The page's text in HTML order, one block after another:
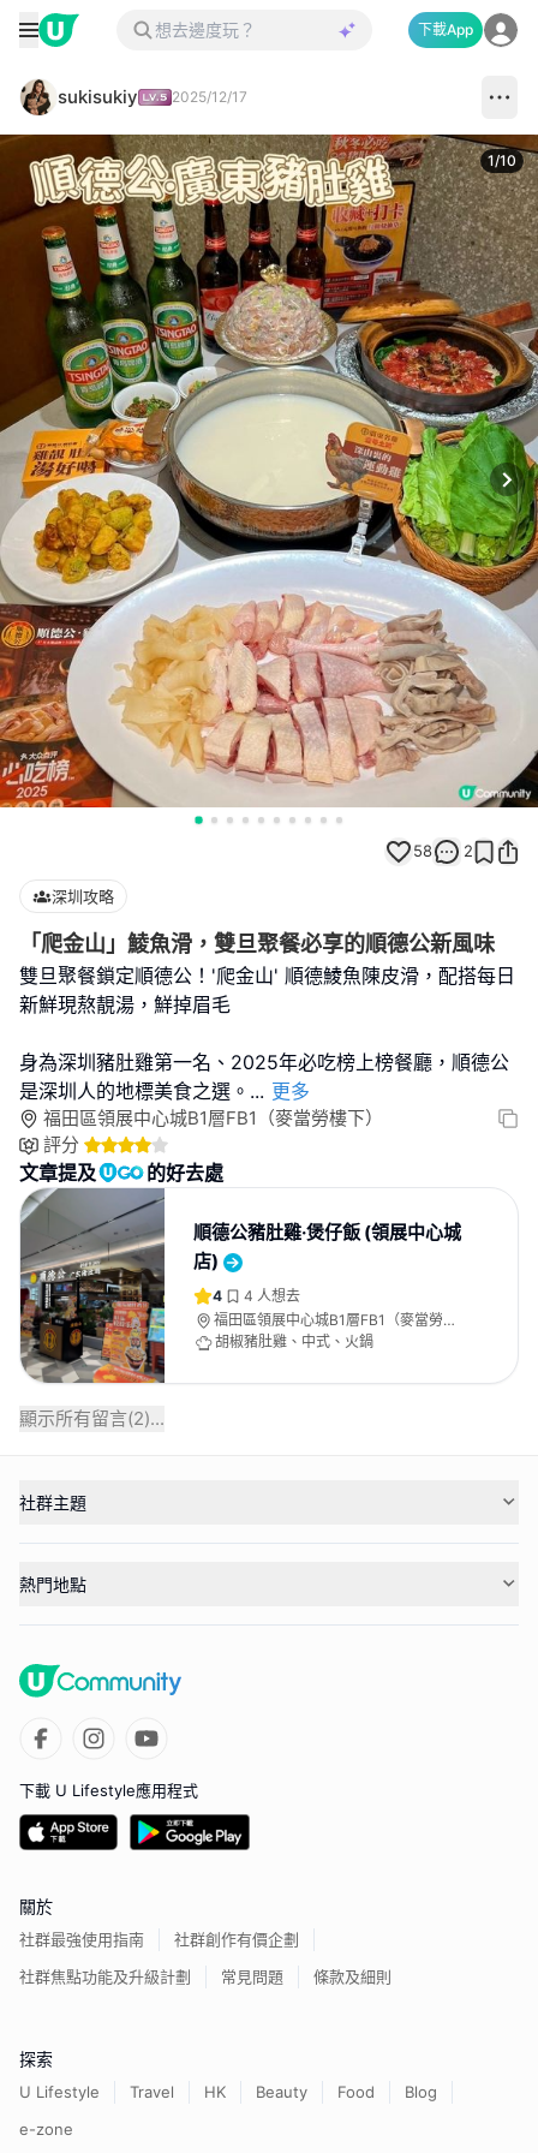
下載App
sukisukiy 2025/12/17
1/10
58 2
深圳攻略
「爬金山」鯪魚滑，雙旦聚餐必享的順德公新風味
雙旦聚餐鎖定順德公！'爬金山' 順德鯪魚陳皮滑，配搭每日
新鮮現熬靚湯，鮮掉眉毛
身為深圳豬肚雞第一名、2025年必吃榜上榜餐廳，順德公
是深圳人的地標美食之選。 ... 更多
福田區領展中心城B1層FB1（麥當勞樓下）
評分
文章提及 的好去處
順德公豬肚雞·煲仔飯 (領展中心城
店)
4 4 人想去
福田區領展中心城B1層FB1（麥當勞樓
下）
胡椒豬肚雞、中式、火鍋
顯示所有留言(2)...
社群主題
熱門地點
下載 U Lifestyle應用程式
關於
社群最強使用指南
社群創作有價企劃
社群焦點功能及升級計劃
常見問題 條款及細則
探索
U Lifestyle Travel HK Beauty Food
Blog
e-zone